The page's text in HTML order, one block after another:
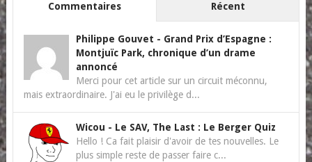
Commentaires Récent
Philippe Gouvet - Grand Prix d’Espagne :
Montjuïc Park, chronique d’un drame
annoncé
Merci pour cet article sur un circuit méconnu,
mais extraordinaire. J'ai eu le privilège d...
Wicou - Le SAV, The Last : Le Berger Quiz
Hello ! Ca fait plaisir d'avoir de tes nouvelles. Le
plus simple reste de passer faire c...